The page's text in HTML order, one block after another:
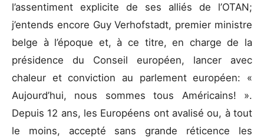
l’assentiment explicite de ses alliés de l’OTAN;
j’entends encore Guy Verhofstadt, premier ministre
belge à l’époque et, à ce titre, en charge de la
présidence du Conseil européen, lancer avec
chaleur et conviction au parlement européen: «
Aujourd’hui, nous sommes tous Américains! ».
Depuis 12 ans, les Européens ont avalisé ou, à tout
le moins, accepté sans grande réticence les